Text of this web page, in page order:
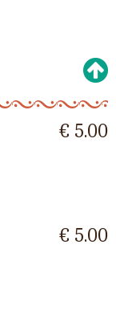
€ 5.00
€ 5.00